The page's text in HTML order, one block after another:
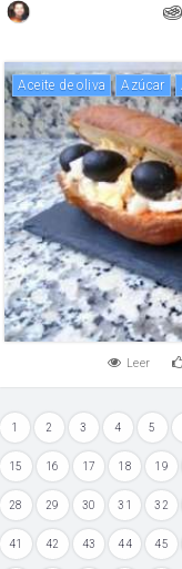
aceite de oliva Azúcar
Leer
1 2 3 4 5
15 16 17 18 19
28 29 30 31 32
41 42 43 44 45